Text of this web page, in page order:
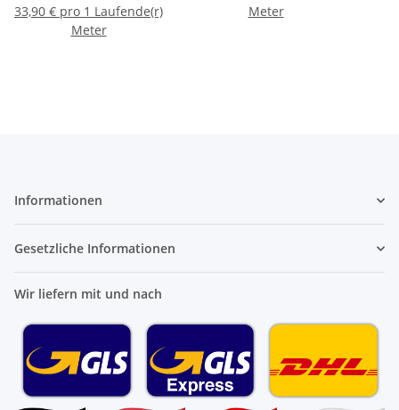
33,90 € pro 1 Laufende(r)
Meter
Meter
Informationen
Gesetzliche Informationen
Wir liefern mit und nach